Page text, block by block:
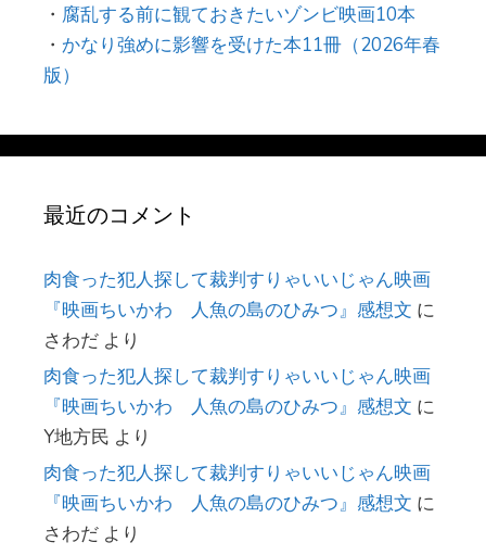
・ 腐乱する前に観ておきたいゾンビ映画10本
・ かなり強めに影響を受けた本11冊（2026年春
版）
最近のコメント
肉食った犯人探して裁判すりゃいいじゃん映画
『映画ちいかわ 人魚の島のひみつ』感想文 に
さわだ より
肉食った犯人探して裁判すりゃいいじゃん映画
『映画ちいかわ 人魚の島のひみつ』感想文 に
Y地方民 より
肉食った犯人探して裁判すりゃいいじゃん映画
『映画ちいかわ 人魚の島のひみつ』感想文 に
さわだ より